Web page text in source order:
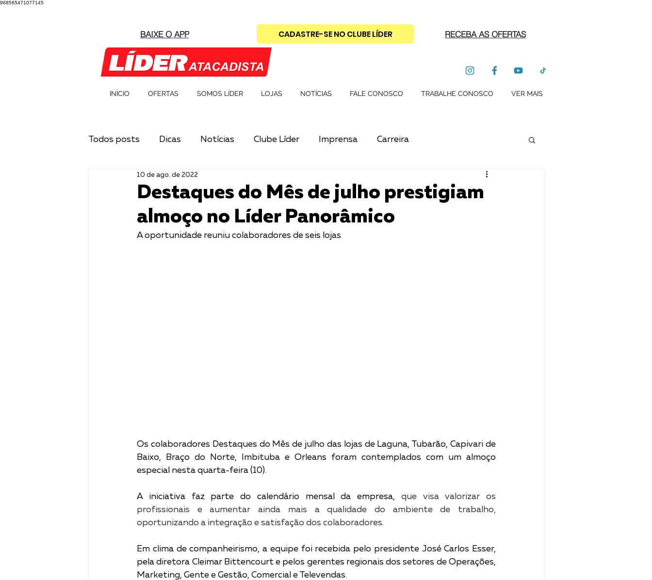
968565471077145
BAIXE O APP CADASTRE-SE NO CLUBE LÍDER RECEBA AS OFERTAS
INÍCIO OFERTAS SOMOS LÍDER LOJAS NOTÍCIAS FALE CONOSCO TRABALHE CONOSCO VER MAIS
Todos posts Dicas Notícias Clube Líder Imprensa Carreira
Destaques do Mês de julho prestigiam
almoço no Líder Panorâmico
10 de ago. de 2022
A oportunidade reuniu colaboradores de seis lojas
Os colaboradores Destaques do Mês de julho das lojas de Laguna, Tubarão, Capivari de
Baixo, Braço do Norte, Imbituba e Orleans foram contemplados com um almoço
especial nesta quarta-feira (10).
A iniciativa faz parte do calendário mensal da empresa, que visa valorizar os
profissionais e aumentar ainda mais a qualidade do ambiente de trabalho,
oportunizando a integração e satisfação dos colaboradores.
Em clima de companheirismo, a equipe foi recebida pelo presidente José Carlos Esser,
pela diretora Cleimar Bittencourt e pelos gerentes regionais dos setores de Operações,
Marketing, Gente e Gestão, Comercial e Televendas.